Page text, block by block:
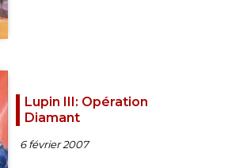
Lupin III: Opération
Diamant
6 février 2007